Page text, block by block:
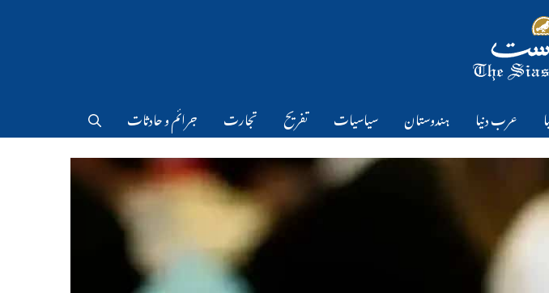
عرب دنیا ہندوستان سیاسیات تفریح تجارت جرائم و حادثات